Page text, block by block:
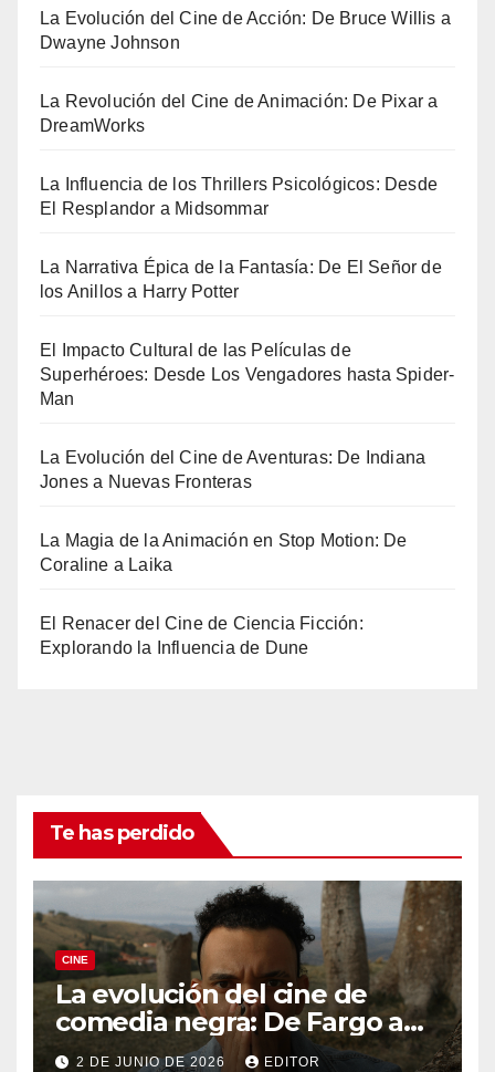
La Evolución del Cine de Acción: De Bruce Willis a
Dwayne Johnson
La Revolución del Cine de Animación: De Pixar a
DreamWorks
La Influencia de los Thrillers Psicológicos: Desde
El Resplandor a Midsommar
La Narrativa Épica de la Fantasía: De El Señor de
los Anillos a Harry Potter
El Impacto Cultural de las Películas de
Superhéroes: Desde Los Vengadores hasta Spider-
Man
La Evolución del Cine de Aventuras: De Indiana
Jones a Nuevas Fronteras
La Magia de la Animación en Stop Motion: De
Coraline a Laika
El Renacer del Cine de Ciencia Ficción:
Explorando la Influencia de Dune
Te has perdido
CINE
La evolución del cine de
comedia negra: De Fargo a
Knives Out
2 DE JUNIO DE 2026 EDITOR